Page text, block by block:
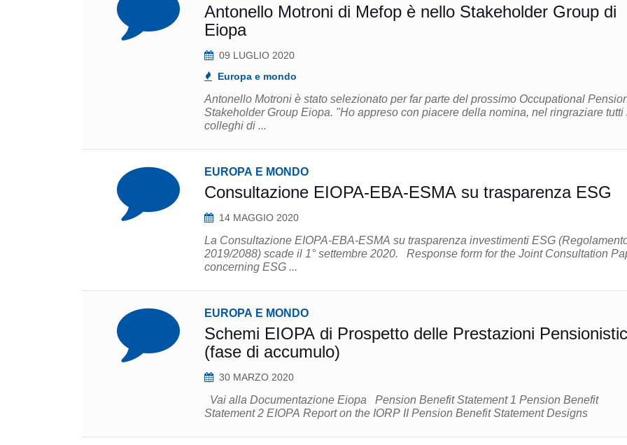
Antonello Motroni di Mefop è nello Stakeholder Group di
Eiopa
09 LUGLIO 2020
Europa e mondo
Antonello Motroni è stato selezionato per far parte del prossimo Occupational
Stakeholder Group Eiopa. "Ho appreso con piacere della nomina, nel ringraziare tutti i
colleghi di ...
EUROPA E MONDO
Consultazione EIOPA-EBA-ESMA su trasparenza ESG
14 MAGGIO 2020
La Consultazione EIOPA-EBA-ESMA su trasparenza investimenti ESG
2019/2088) scade il 1° settembre 2020. Response form for the Joint Consultation Paper
concerning ESG ...
EUROPA E MONDO
Schemi EIOPA di Prospetto delle Prestazioni
(fase di accumulo)
30 MARZO 2020
Statement 2 EIOPA Report on the IORP II Pension Benefit Statement Designs